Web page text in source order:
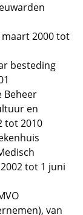
2000 tot
besteding
Beheer
en
tot 2010
tot 1 juni
van